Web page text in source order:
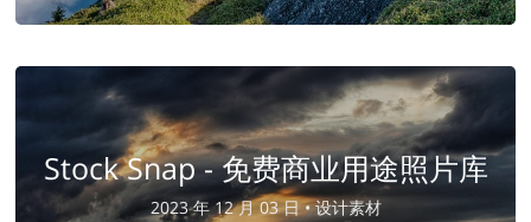
Stock Snap - 免费商业用途照片库
2023 年 12 月 03 日 •设计素材